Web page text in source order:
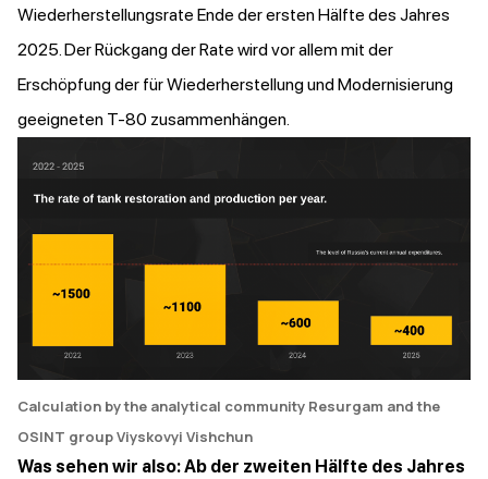
Wiederherstellungsrate Ende der ersten Hälfte des Jahres
2025. Der Rückgang der Rate wird vor allem mit der
Erschöpfung der für Wiederherstellung und Modernisierung
geeigneten T-80 zusammenhängen.
Calculation by the analytical community Resurgam and the
OSINT group Viyskovyi Vishchun
Was sehen wir also: Ab der zweiten Hälfte des Jahres